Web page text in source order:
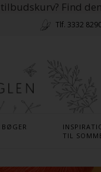
Find den
Tlf. 3332
BØGER
TIL